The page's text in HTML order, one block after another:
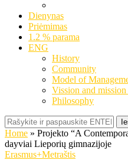
Dienynas
Priėmimas
1.2 % parama
ENG
History
Community
Model of
Vission and
Philosophy
Home » Projekto “A
dayviai Lieporių gimnazijoje
Erasmus+Metraštis